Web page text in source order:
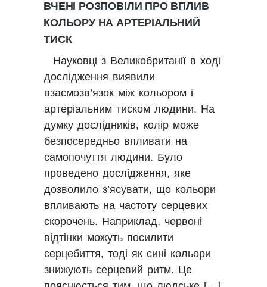
ВЧЕНІ РОЗПОВІЛИ ПРО ВПЛИВ
КОЛЬОРУ НА АРТЕРІАЛЬНИЙ
ТИСК
Науковці з Великобританії в ході
дослідження виявили
взаємозв’язок між кольором і
артеріальним тиском людини. На
думку дослідників, колір може
безпосередньо впливати на
самопочуття людини. Було
проведено дослідження, яке
дозволило з’ясувати, що кольори
впливають на частоту серцевих
скорочень. Наприклад, червоні
відтінки можуть посилити
серцебиття, тоді як сині кольори
знижують серцевий ритм. Це